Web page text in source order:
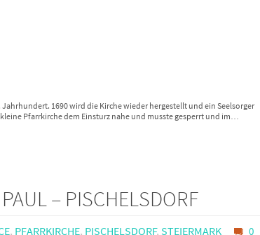
1690 wird die Kirche wieder hergestellt und ein Seelsorger
Pfarrkirche dem Einsturz nahe und musste gesperrt und im…
– PISCHELSDORF
, PFARRKIRCHE, PISCHELSDORF, STEIERMARK 0